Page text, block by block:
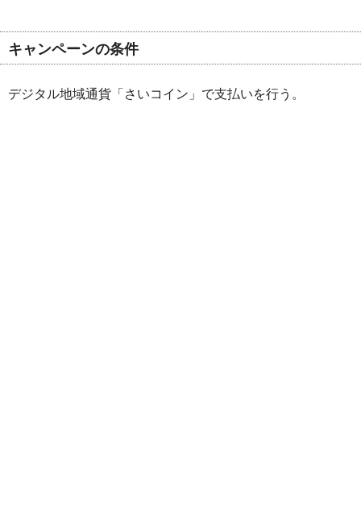
キャンペーンの条件
デジタル地域通貨「さいコイン」で支払いを行う。